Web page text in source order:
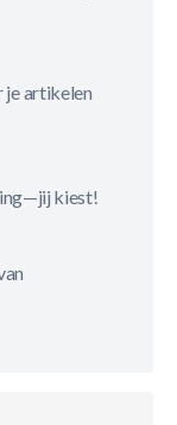
je artikelen
kiest!